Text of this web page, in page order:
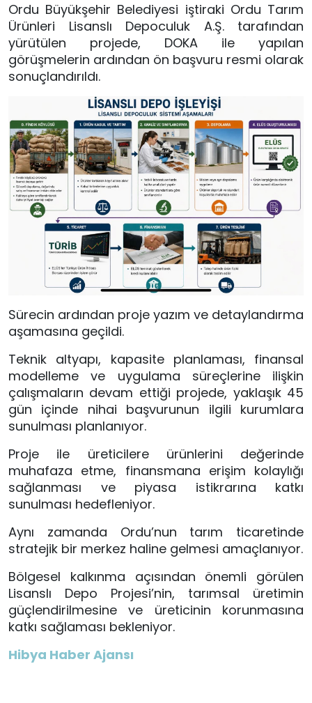
Ordu Büyükşehir Belediyesi iştiraki Ordu Tarım
Ürünleri Lisanslı Depoculuk A.Ş. tarafından
yürütülen projede, DOKA ile yapılan
görüşmelerin ardından ön başvuru resmi olarak
sonuçlandırıldı.
Sürecin ardından proje yazım ve detaylandırma
aşamasına geçildi.
Teknik altyapı, kapasite planlaması, finansal
modelleme ve uygulama süreçlerine ilişkin
çalışmaların devam ettiği projede, yaklaşık 45
gün içinde nihai başvurunun ilgili kurumlara
sunulması planlanıyor.
Proje ile üreticilere ürünlerini değerinde
muhafaza etme, finansmana erişim kolaylığı
sağlanması ve piyasa istikrarına katkı
sunulması hedefleniyor.
Aynı zamanda Ordu’nun tarım ticaretinde
stratejik bir merkez haline gelmesi amaçlanıyor.
Bölgesel kalkınma açısından önemli görülen
Lisanslı Depo Projesi’nin, tarımsal üretimin
güçlendirilmesine ve üreticinin korunmasına
katkı sağlaması bekleniyor.
Hibya Haber Ajansı